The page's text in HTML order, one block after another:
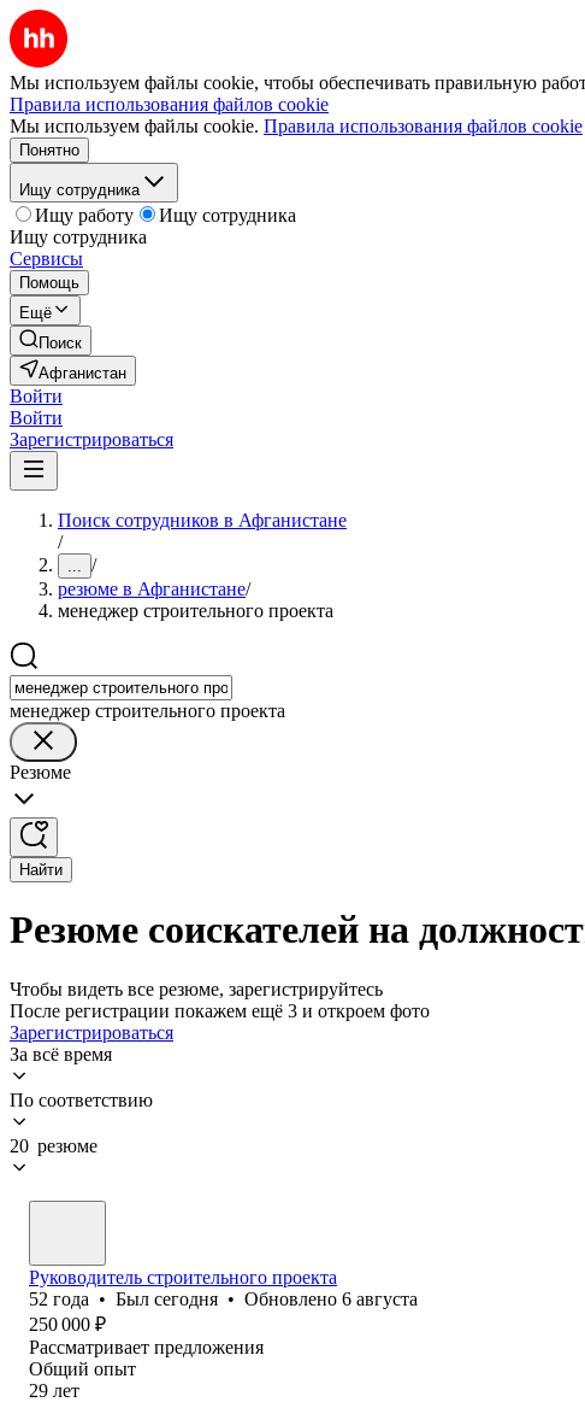
Мы используем файлы cookie, чтобы обеспечивать правильную
Правила использования файлов cookie
Мы используем файлы cookie. Правила использования файлов cookie
Понятно
Ищу сотрудника
Ищу работу
Ищу сотрудника
Ищу сотрудника
Сервисы
Помощь
Ещё
Поиск
Афганистан
Войти
Войти
Зарегистрироваться
Поиск сотрудников в Афганистане
/
... /
резюме в Афганистане/
менеджер строительного проекта
менеджер строительного проекта
Резюме
Найти
Резюме соискателей на
Чтобы видеть все резюме, зарегистрируйтесь
После регистрации покажем ещё 3 и откроем фото
Зарегистрироваться
За всё время
По соответствию
20 резюме
Руководитель строительного проекта
52 года • Был сегодня • Обновлено 6 августа
250 000 ₽
Рассматривает предложения
Общий опыт
29 лет